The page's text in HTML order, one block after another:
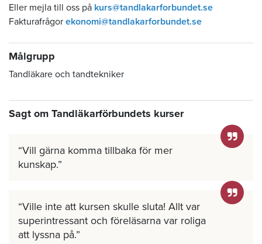
Eller mejla till oss på kurs@tandlakarforbundet.se
Fakturafrågor ekonomi@tandlakarforbundet.se
Målgrupp
Tandläkare och tandtekniker
Sagt om Tandläkarförbundets kurser
Vill gärna komma tillbaka för mer
kunskap.
Ville inte att kursen skulle sluta! Allt var
superintressant och föreläsarna var roliga
att lyssna på.